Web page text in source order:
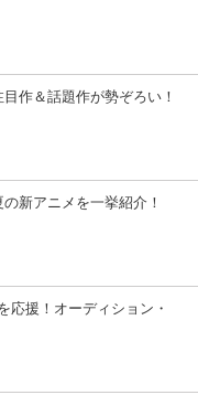
作＆話題作が勢ぞろい！
の新アニメを一挙紹介！
応援！オーディション・